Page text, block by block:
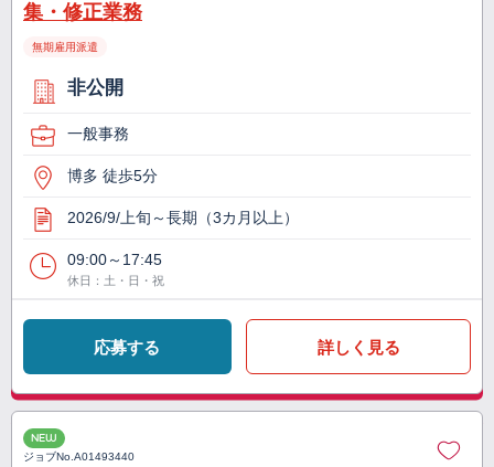
集・修正業務
無期雇用派遣
非公開
一般事務
博多 徒歩5分
2026/9/上旬～長期（3カ月以上）
09:00～17:45
休日：土・日・祝
応募する 詳しく見る
NEW
ジョブNo.A01493440